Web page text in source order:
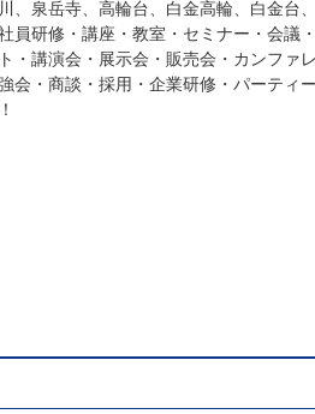
、泉岳寺、高輪台、白金高輪、白金台
員研修・講座・教室・セミナー・会議
・講演会・展示会・販売会・カンファ
会・商談・採用・企業研修・パーティ